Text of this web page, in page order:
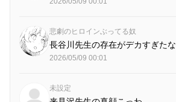
悲劇のヒロインぶってる奴
長谷川先生の存在がデカすぎたな
2026/05/09 00:01
未設定